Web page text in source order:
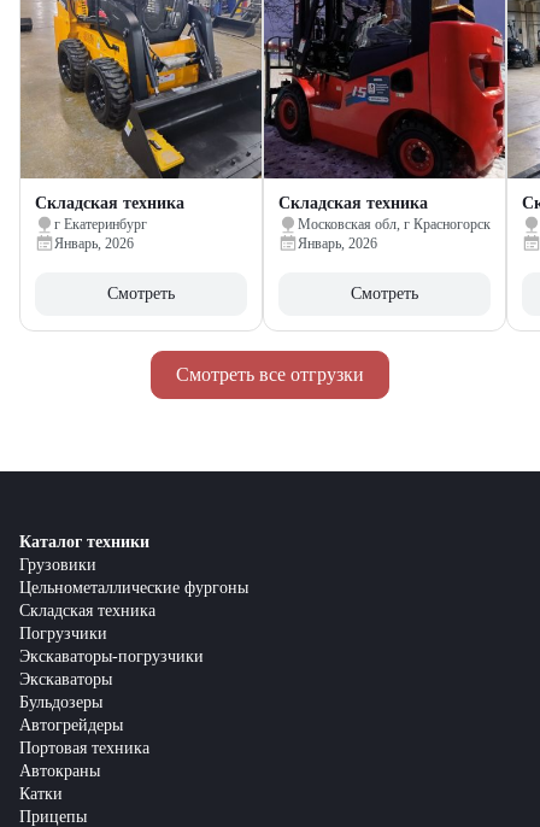
Смотреть все отгрузки
Складская техника
г Екатеринбург
Январь, 2026
Смотреть
Складская техника
Московская обл, г Красногорск
Январь, 2026
Смотреть
Каталог техники
Грузовики
Цельнометаллические фургоны
Складская техника
Погрузчики
Экскаваторы-погрузчики
Экскаваторы
Бульдозеры
Автогрейдеры
Портовая техника
Автокраны
Катки
Прицепы